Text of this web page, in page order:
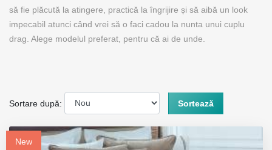
să fie plăcută la atingere, practică la îngrijire și să aibă un look
impecabil atunci când vrei să o faci cadou la nunta unui cuplu
drag. Alege modelul preferat, pentru că ai de unde.
Sortare după: Sortează
New